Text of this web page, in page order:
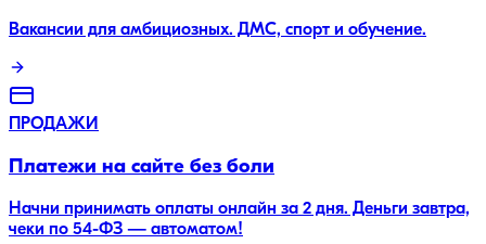
Вакансии для амбициозных. ДМС, спорт и обучение.
ПРОДАЖИ
Платежи на сайте без боли
Начни принимать оплаты онлайн за 2 дня. Деньги завтра,
чеки по 54-ФЗ — автоматом!